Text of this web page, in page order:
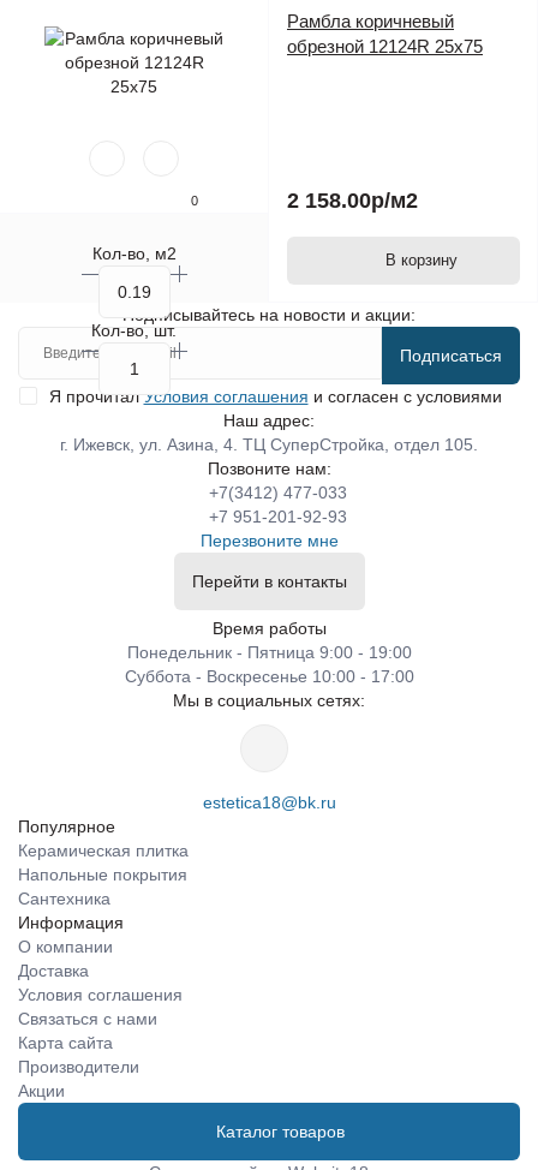
0
Кол-во, м2
Кол-во, шт.
Рамбла коричневый
обрезной 12124R 25х75
2 158.00р/м2
В корзину
Подписывайтесь на новости и акции:
Подписаться
Я прочитал Условия соглашения и согласен с условиями
Наш адрес:
г. Ижевск, ул. Азина, 4. ТЦ СуперСтройка, отдел 105.
Позвоните нам:
+7(3412) 477-033
+7 951-201-92-93
Перезвоните мне
Перейти в контакты
Время работы
Понедельник - Пятница 9:00 - 19:00
Суббота - Воскресенье 10:00 - 17:00
Мы в социальных сетях:
estetica18@bk.ru
Популярное
Керамическая плитка
Напольные покрытия
Сантехника
Информация
О компании
Доставка
Условия соглашения
Связаться с нами
Карта сайта
Производители
Акции
Каталог товаров